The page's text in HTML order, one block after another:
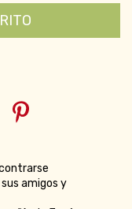
amigos y